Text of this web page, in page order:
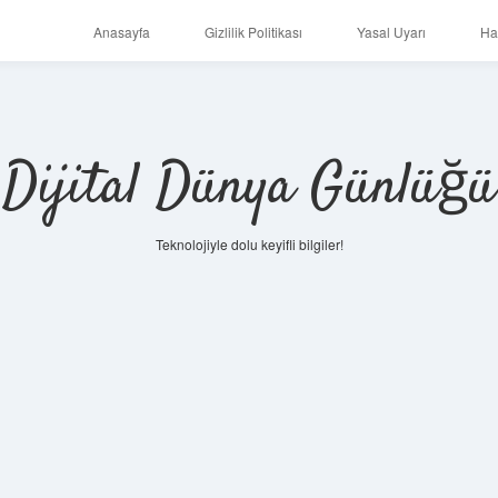
Anasayfa Gizlilik Politikası Yasal Uyarı
Dijital Dünya Günlüğü
Teknolojiyle dolu keyifli bilgiler!